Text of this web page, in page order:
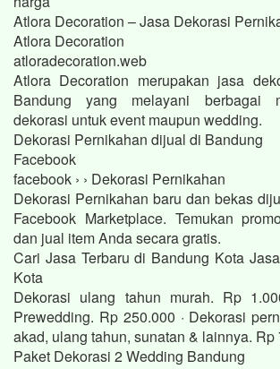
Atlora Decoration – Jasa Dekorasi
Atlora Decoration
atloradecoration.web
Atlora Decoration merupakan jasa
Bandung yang melayani berbagai
dekorasi untuk event maupun wedding.
Dekorasi Pernikahan dijual di Bandung
Facebook
facebook › › Dekorasi Pernikahan
Dekorasi Pernikahan baru dan bekas
Facebook Marketplace. Temukan
dan jual item Anda secara gratis.
Cari Jasa Terbaru di Bandung Kota
Kota
Dekorasi ulang tahun murah. Rp
Prewedding. Rp 250.000 · Dekorasi
akad, ulang tahun, sunatan & lainnya. Rp
Paket Dekorasi 2 Wedding Bandung